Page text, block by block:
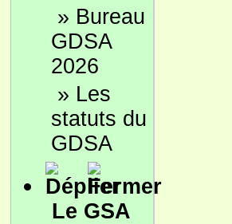
» Bureau
GDSA
2026
» Les
statuts du
GDSA
Le GSA